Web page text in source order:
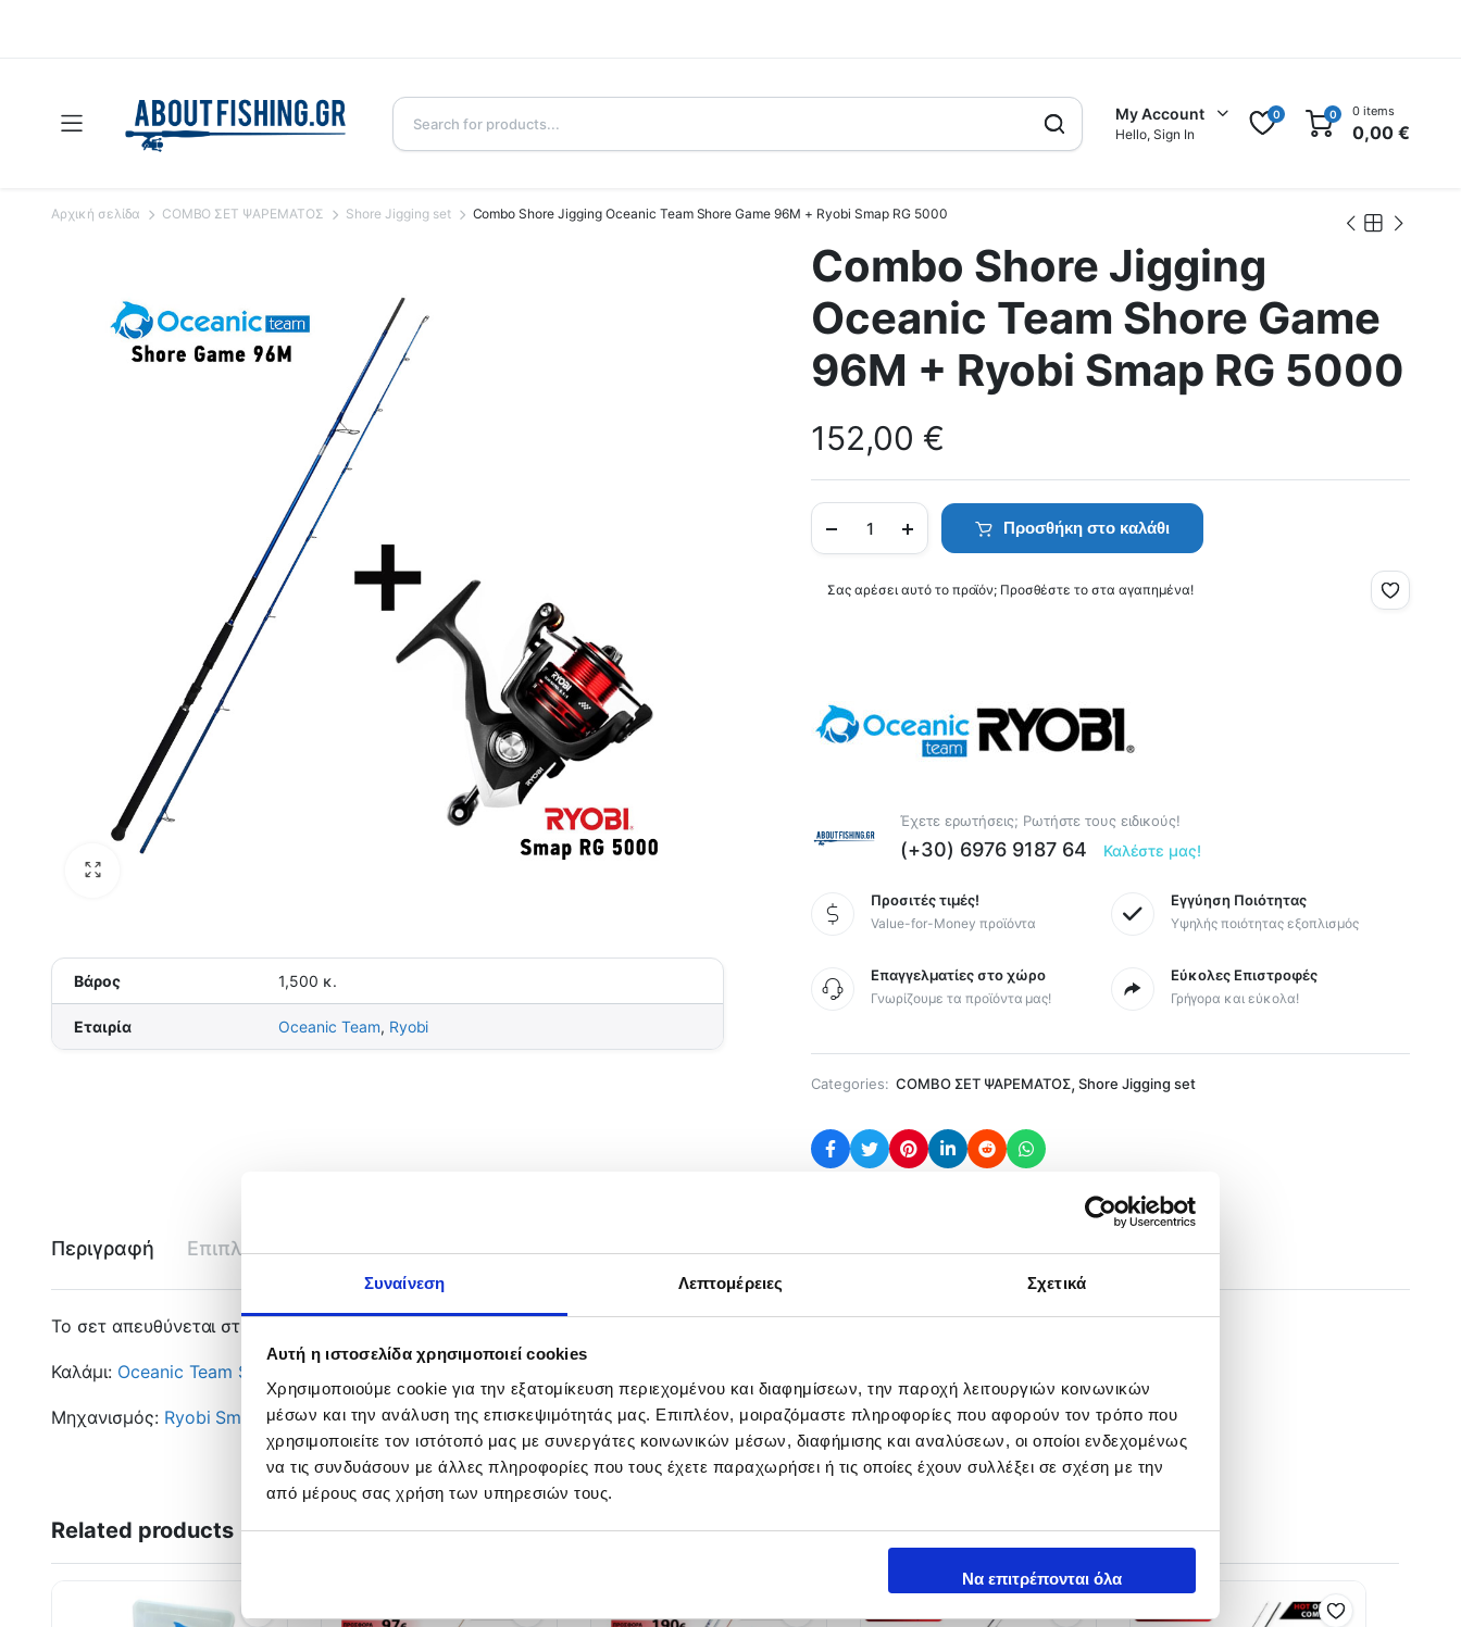
Συναίνεση Λεπτομέρειες Σχετικά
Αυτή η ιστοσελίδα χρησιμοποιεί cookies
Χρησιμοποιούμε cookie για την εξατομίκευση περιεχομένου και διαφημίσεων, την παροχή λειτουργιών κοινωνικών
μέσων και την ανάλυση της επισκεψιμότητάς μας. Επιπλέον, μοιραζόμαστε πληροφορίες που αφορούν τον τρόπο που
χρησιμοποιείτε τον ιστότοπό μας με συνεργάτες κοινωνικών μέσων, διαφήμισης και αναλύσεων, οι οποίοι ενδεχομένως
να τις συνδυάσουν με άλλες πληροφορίες που τους έχετε παραχωρήσει ή τις οποίες έχουν συλλέξει σε σχέση με την
από μέρους σας χρήση των υπηρεσιών τους.
Να επιτρέπονται όλα
My Account
Hello, Sign In
0 0 0 items
0,00€
Αρχική σελίδα COMBO ΣΕΤ ΨΑΡΕΜΑΤΟΣ Shore Jigging set Combo Shore Jigging Oceanic Team Shore Game 96M + Ryobi Smap RG 5000
Βάρος 1,500 κ.
Εταιρία Oceanic Team, Ryobi
Combo Shore Jigging
Oceanic Team Shore Game
96M + Ryobi Smap RG 5000
152,00 €
Προσθήκη στο καλάθι
Σας αρέσει αυτό το προϊόν; Προσθέστε το στα αγαπημένα!
Έχετε ερωτήσεις; Ρωτήστε τους ειδικούς!
(+30) 6976 9187 64 Καλέστε μας!
Προσιτές τιμές!
Value-for-Money προϊόντα
Εγγύηση Ποιότητας
Υψηλής ποιότητας εξοπλισμός
Επαγγελματίες στο χώρο
Γνωρίζουμε τα προϊόντα μας!
Εύκολες Επιστροφές
Γρήγορα και εύκολα!
Categories: COMBO ΣΕΤ ΨΑΡΕΜΑΤΟΣ, Shore Jigging set
Περιγραφή Επιπλέον πληροφορίες Εταιρία
Το σετ απευθύνεται στην τεχνική του Shore Jigging, πρόκειται για προσφορά και αποτελείται από:
Καλάμι: Oceanic Team Shore Game 96M
Μηχανισμός: Ryobi Smap RG 5000
Related products